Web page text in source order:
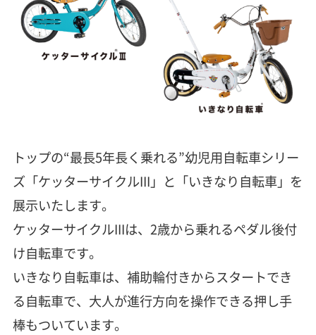
トップの“最長5年長く乗れる”幼児用自転車シリー
ズ「ケッターサイクルIII」と「いきなり自転車」を
展示いたします。
ケッターサイクルIIIは、2歳から乗れるペダル後付
け自転車です。
いきなり自転車は、補助輪付きからスタートでき
る自転車で、大人が進行方向を操作できる押し手
棒もついています。